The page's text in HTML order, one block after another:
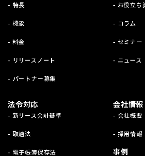
- 特長
- 機能
- 料金
- リリースノート
- パートナー募集
- お役立ち
- コラム
- セミナー
- ニュース
法令対応
- 新リース会計基準
- 取適法
- 電子帳簿保存法
会社情報
- 会社概要
- 採用情報
事例